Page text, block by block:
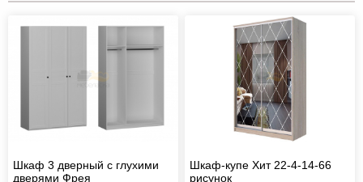
Шкаф 3 дверный с глухими
дверями Фрея
Шкаф-купе Хит 22-4-14-66
рисунок